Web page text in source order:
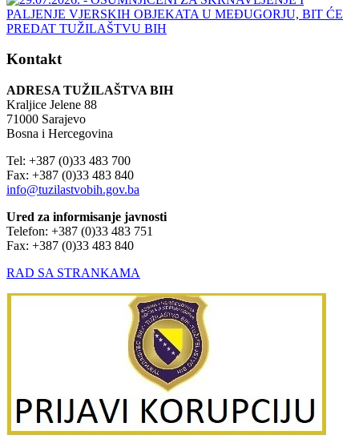
Kontakt
ADRESA TUŽILAŠTVA BIH
Kraljice Jelene 88
71000 Sarajevo
Bosna i Hercegovina
Tel: +387 (0)33 483 700
Fax: +387 (0)33 483 840
info@tuzilastvobih.gov.ba
Ured za informisanje javnosti
Telefon: +387 (0)33 483 751
Fax: +387 (0)33 483 840
RAD SA STRANKAMA